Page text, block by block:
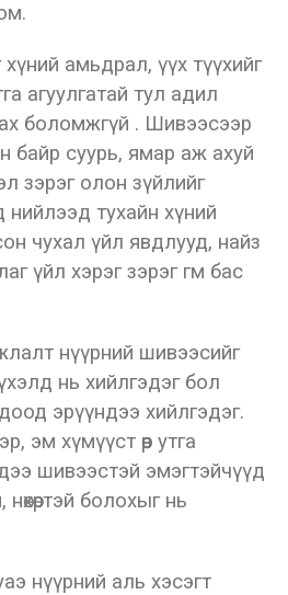
амьдрал, үүх түүхийг
агуулгатай тул адил
боломжгүй . Шивээсээр
байр суурь, ямар аж ахуй
зэрэг олон зүйлийг
нийлээд тухайн хүний
чухал үйл явдлууд, найз
үйл хэрэг зэрэг гм бас
нүүрний шивээсийг
нь хийлгэдэг бол
эрүүндээ хийлгэдэг.
эм хүмүүст өөр утга
шивээстэй эмэгтэйчүүд
болохыг нь
нүүрний аль хэсэгт